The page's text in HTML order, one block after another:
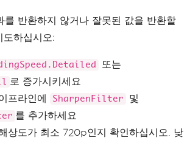
반환하지 않거나 잘못된 값을 반환할
도하십시오:
또는
로 증가시키세요
프라인에
SharpenFilter 및
를 추가하세요
상도가 최소 720p인지 확인하십시오. 낮